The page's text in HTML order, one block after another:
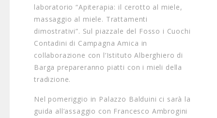
laboratorio “Apiterapia: il cerotto al miele,
massaggio al miele. Trattamenti
dimostrativi”. Sul piazzale del Fosso i Cuochi
Contadini di Campagna Amica in
collaborazione con l’Istituto Alberghiero di
Barga prepareranno piatti con i mieli della
tradizione.
Nel pomeriggio in Palazzo Balduini ci sarà la
guida all’assaggio con Francesco Ambrogini